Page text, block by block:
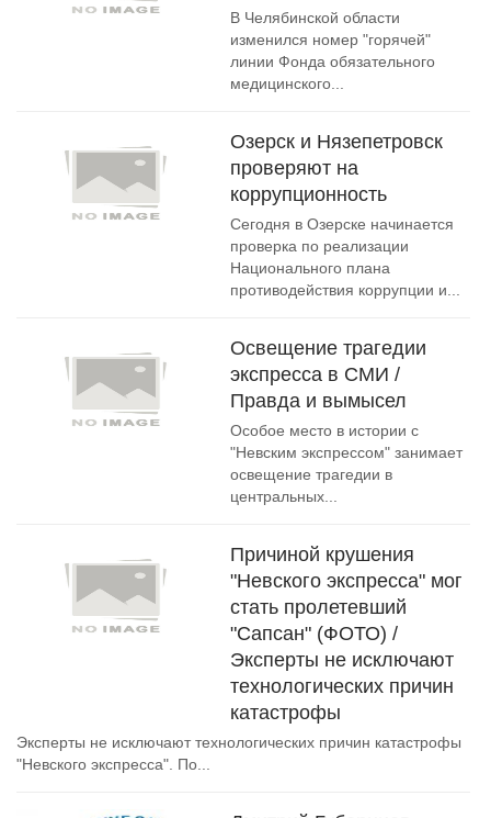
В Челябинской области
изменился номер "горячей"
линии Фонда обязательного
медицинского...
Озерск и Нязепетровск
проверяют на
коррупционность
Сегодня в Озерске начинается
проверка по реализации
Национального плана
противодействия коррупции и...
Освещение трагедии
экспресса в СМИ /
Правда и вымысел
Особое место в истории с
"Невским экспрессом" занимает
освещение трагедии в
центральных...
Причиной крушения
"Невского экспресса" мог
стать пролетевший
"Сапсан" (ФОТО) /
Эксперты не исключают
технологических причин
катастрофы
Эксперты не исключают технологических причин катастрофы
"Невского экспресса". По...